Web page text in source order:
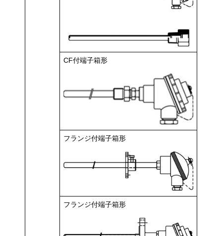
CF付端子箱形
フランジ付端子箱形
フランジ付端子箱形